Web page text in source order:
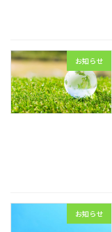
お知らせ
お知らせ